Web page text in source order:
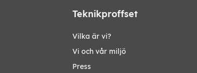
Teknikproffset
Vilka är vi?
Vi och vår miljö
Press